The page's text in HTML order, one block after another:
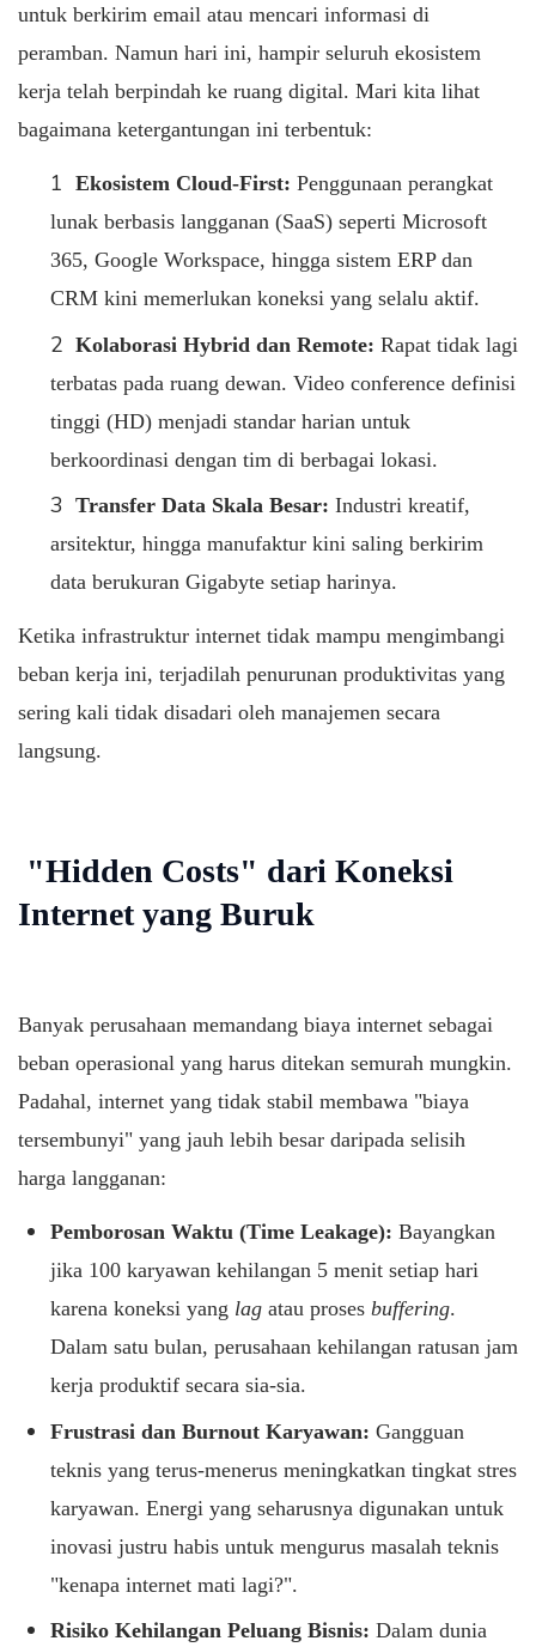
untuk berkirim email atau mencari informasi di
peramban. Namun hari ini, hampir seluruh ekosistem
kerja telah berpindah ke ruang digital. Mari kita lihat
bagaimana ketergantungan ini terbentuk:
Ekosistem Cloud-First: Penggunaan perangkat
lunak berbasis langganan (SaaS) seperti Microsoft
365, Google Workspace, hingga sistem ERP dan
CRM kini memerlukan koneksi yang selalu aktif.
Kolaborasi Hybrid dan Remote: Rapat tidak lagi
terbatas pada ruang dewan. Video conference definisi
tinggi (HD) menjadi standar harian untuk
berkoordinasi dengan tim di berbagai lokasi.
Transfer Data Skala Besar: Industri kreatif,
arsitektur, hingga manufaktur kini saling berkirim
data berukuran Gigabyte setiap harinya.
Ketika infrastruktur internet tidak mampu mengimbangi
beban kerja ini, terjadilah penurunan produktivitas yang
sering kali tidak disadari oleh manajemen secara
langsung.
"Hidden Costs" dari Koneksi
Internet yang Buruk
Banyak perusahaan memandang biaya internet sebagai
beban operasional yang harus ditekan semurah mungkin.
Padahal, internet yang tidak stabil membawa "biaya
tersembunyi" yang jauh lebih besar daripada selisih
harga langganan:
Pemborosan Waktu (Time Leakage): Bayangkan
jika 100 karyawan kehilangan 5 menit setiap hari
karena koneksi yang lag atau proses buffering.
Dalam satu bulan, perusahaan kehilangan ratusan jam
kerja produktif secara sia-sia.
Frustrasi dan Burnout Karyawan: Gangguan
teknis yang terus-menerus meningkatkan tingkat stres
karyawan. Energi yang seharusnya digunakan untuk
inovasi justru habis untuk mengurus masalah teknis
"kenapa internet mati lagi?".
Risiko Kehilangan Peluang Bisnis: Dalam dunia